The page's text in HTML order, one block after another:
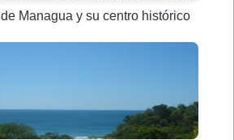
Managua y su centro histórico